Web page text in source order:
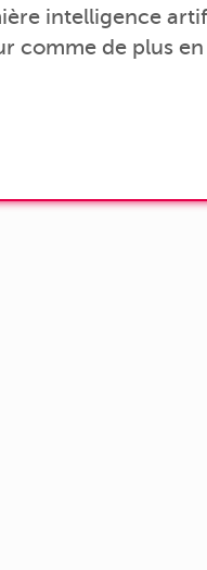
intelligence
comme de plus